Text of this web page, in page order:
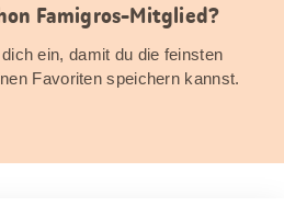
Famigros-Mitglied?
ein, damit du die feinsten
Favoriten speichern kannst.